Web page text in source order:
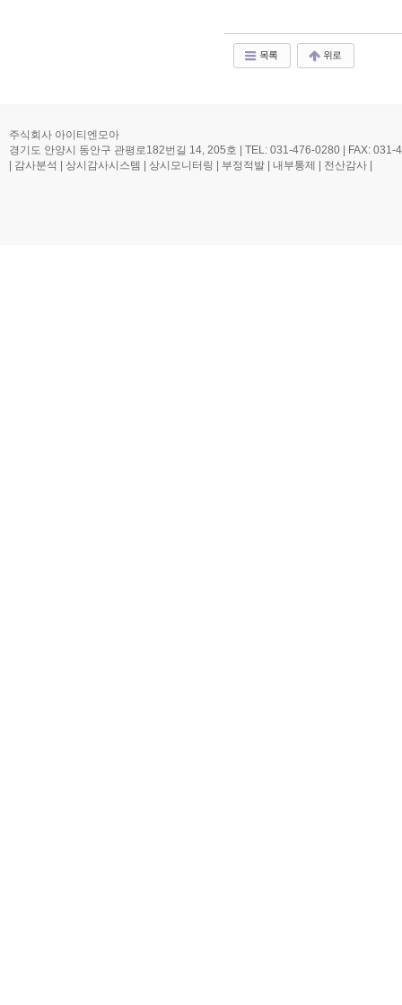
목록 위로
주식회사 아이티엔모아
경기도 안양시 동안구 관평로182번길 14, 205호 | TEL: 031-476-0280 | FAX:
| 감사분석 | 상시감사시스템 | 상시모니터링 | 부정적발 | 내부통제 | 전산감사 |